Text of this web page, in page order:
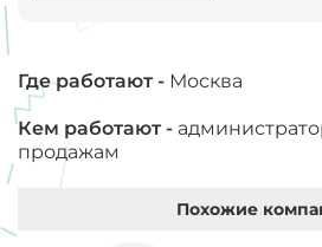
Где работают - Москва
Кем работают -
продажам
Похожие